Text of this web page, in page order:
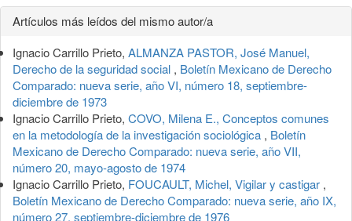
Detalles
del
artículo
Artículos más leídos del mismo autor/a
Ignacio Carrillo Prieto, ALMANZA PASTOR, José Manuel,
Derecho de la seguridad social , Boletín Mexicano de Derecho
Comparado: nueva serie, año VI, número 18, septiembre-
diciembre de 1973
Ignacio Carrillo Prieto, COVO, Milena E., Conceptos comunes
en la metodología de la investigación sociológica , Boletín
Mexicano de Derecho Comparado: nueva serie, año VII,
número 20, mayo-agosto de 1974
Ignacio Carrillo Prieto, FOUCAULT, Michel, Vigilar y castigar ,
Boletín Mexicano de Derecho Comparado: nueva serie, año IX,
número 27, septiembre-diciembre de 1976